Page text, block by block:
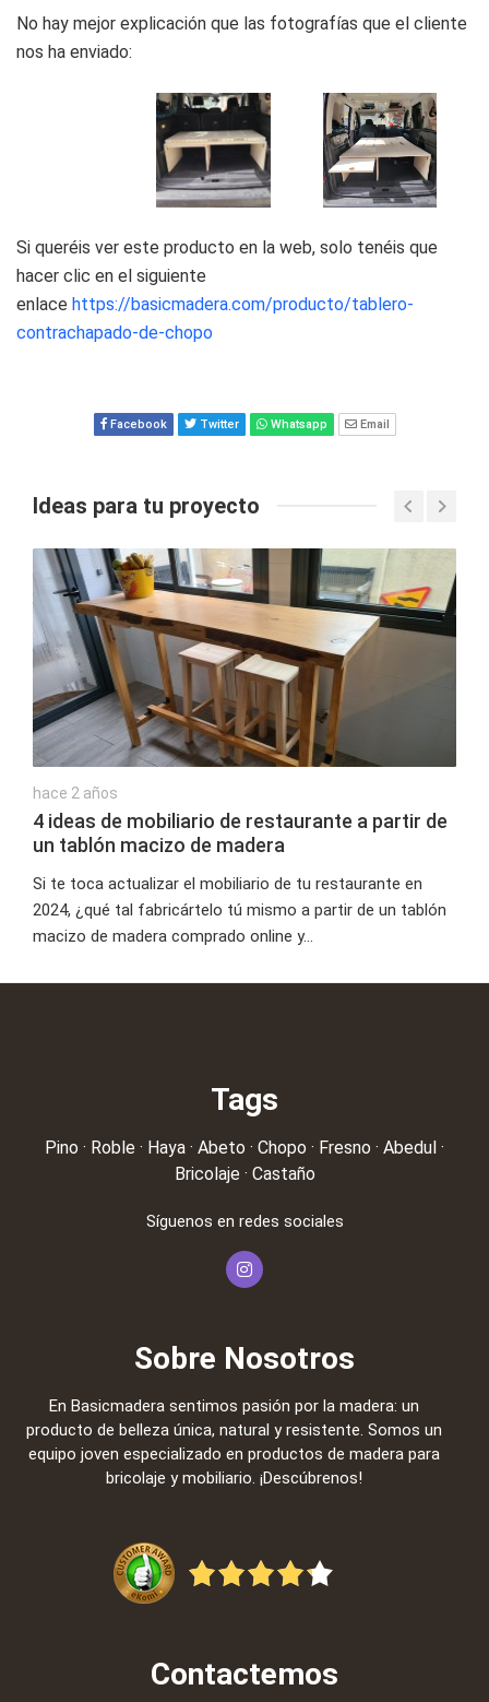
No hay mejor explicación que las fotografías que el cliente
nos ha enviado:
Si queréis ver este producto en la web, solo tenéis que
hacer clic en el siguiente
enlace https://basicmadera.com/producto/tablero-
contrachapado-de-chopo
Facebook Twitter Whatsapp Email
Ideas para tu proyecto
4 ideas de mobiliario de restaurante a partir de
un tablón macizo de madera
hace 2 años
Si te toca actualizar el mobiliario de tu restaurante en
2024, ¿qué tal fabricártelo tú mismo a partir de un tablón
macizo de madera comprado online y...
Tags
Pino · Roble · Haya · Abeto · Chopo · Fresno · Abedul ·
Bricolaje · Castaño
Síguenos en redes sociales
Sobre Nosotros
En Basicmadera sentimos pasión por la madera: un
producto de belleza única, natural y resistente. Somos un
equipo joven especializado en productos de madera para
bricolaje y mobiliario. ¡Descúbrenos!
Contactemos